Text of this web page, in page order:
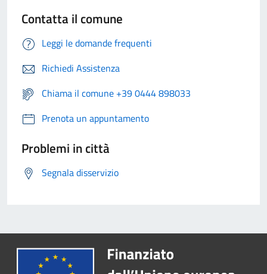
Contatta il comune
Leggi le domande frequenti
Richiedi Assistenza
Chiama il comune +39 0444 898033
Prenota un appuntamento
Problemi in città
Segnala disservizio